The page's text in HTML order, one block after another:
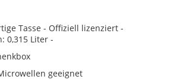
Tasse - Offiziell lizenziert -
0,315 Liter -
geeignet